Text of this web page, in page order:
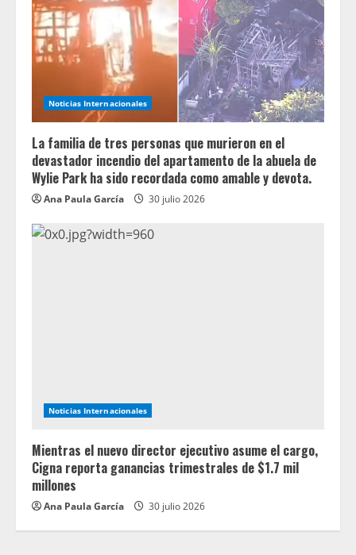
Noticias Internacionales
La familia de tres personas que murieron en el
devastador incendio del apartamento de la abuela de
Wylie Park ha sido recordada como amable y devota.
Ana Paula García 30 julio 2026
Noticias Internacionales
Mientras el nuevo director ejecutivo asume el cargo,
Cigna reporta ganancias trimestrales de $1.7 mil
millones
Ana Paula García 30 julio 2026